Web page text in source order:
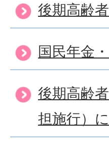
後期高齢
国民年金
後期高齢
担施行）